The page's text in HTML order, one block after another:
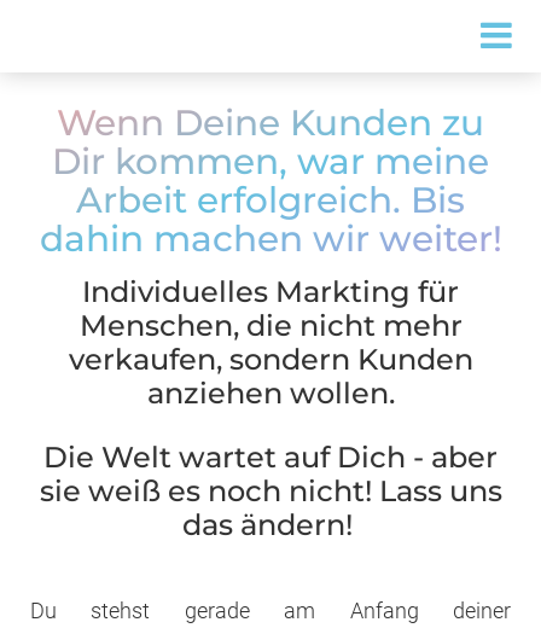
Wenn Deine Kunden zu
Dir kommen, war meine
Arbeit erfolgreich. Bis
dahin machen wir weiter!
Individuelles Markting für
Menschen, die nicht mehr
verkaufen, sondern Kunden
anziehen wollen.
Die Welt wartet auf Dich - aber
sie weiß es noch nicht! Lass uns
das ändern!
Du stehst gerade am Anfang deiner